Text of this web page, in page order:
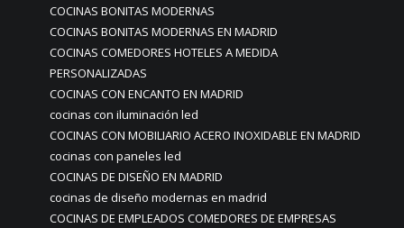
COCINAS BONITAS MODERNAS
COCINAS BONITAS MODERNAS EN MADRID
COCINAS COMEDORES HOTELES A MEDIDA
PERSONALIZADAS
COCINAS CON ENCANTO EN MADRID
cocinas con iluminación led
COCINAS CON MOBILIARIO ACERO INOXIDABLE EN MADRID
cocinas con paneles led
COCINAS DE DISEÑO EN MADRID
cocinas de diseño modernas en madrid
COCINAS DE EMPLEADOS COMEDORES DE EMPRESAS